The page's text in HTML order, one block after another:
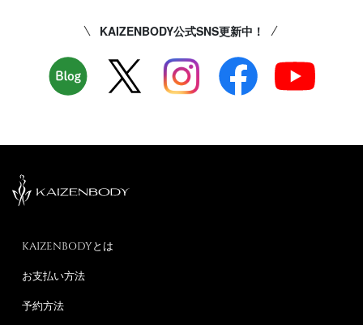
KAIZENBODY公式SNS更新中！
KAIZENBODYとは
お支払い方法
予約方法